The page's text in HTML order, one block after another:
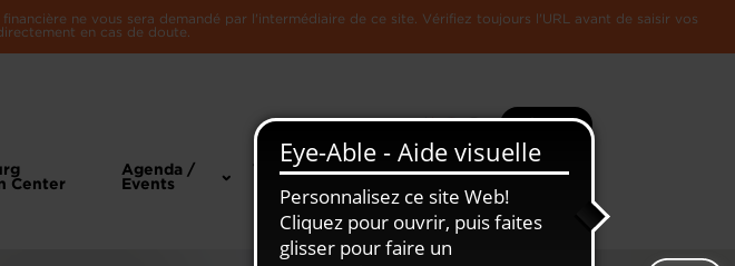
ne vous sera demandé par l'intermédiaire de ce site. Vérifiez toujours l'URL avant de saisir vos
en cas de doute.
Recherche Plus
Center
Agenda /
Events
Toute
L'Economie